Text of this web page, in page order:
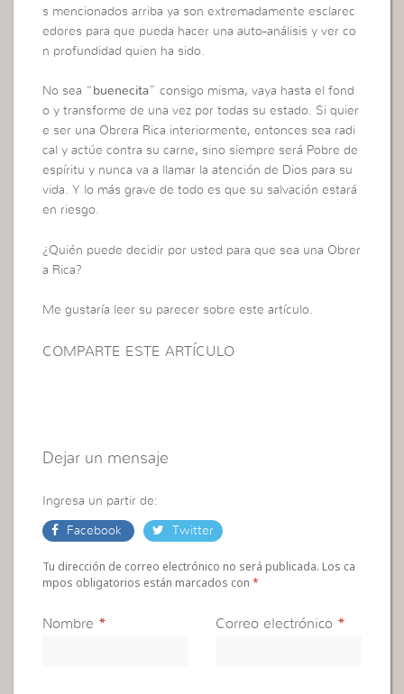
s mencionados arriba ya son extremadamente esclarec
edores para que pueda hacer una auto-análisis y ver co
n profundidad quien ha sido.
No sea “ buenecita” consigo misma, vaya hasta el fond
o y transforme de una vez por todas su estado. Si quier
e ser una Obrera Rica interiormente, entonces sea radi
cal y actúe contra su carne, sino siempre será Pobre de
espíritu y nunca va a llamar la atención de Dios para su
vida. Y lo más grave de todo es que su salvación estará
en riesgo.
¿Quién puede decidir por usted para que sea una Obrer
a Rica?
Me gustaría leer su parecer sobre este artículo.
COMPARTE ESTE ARTÍCULO
Dejar un mensaje
Ingresa un partir de:
Facebook Twitter
Tu dirección de correo electrónico no será publicada. Los ca
mpos obligatorios están marcados con*
Nombre * Correo electrónico *